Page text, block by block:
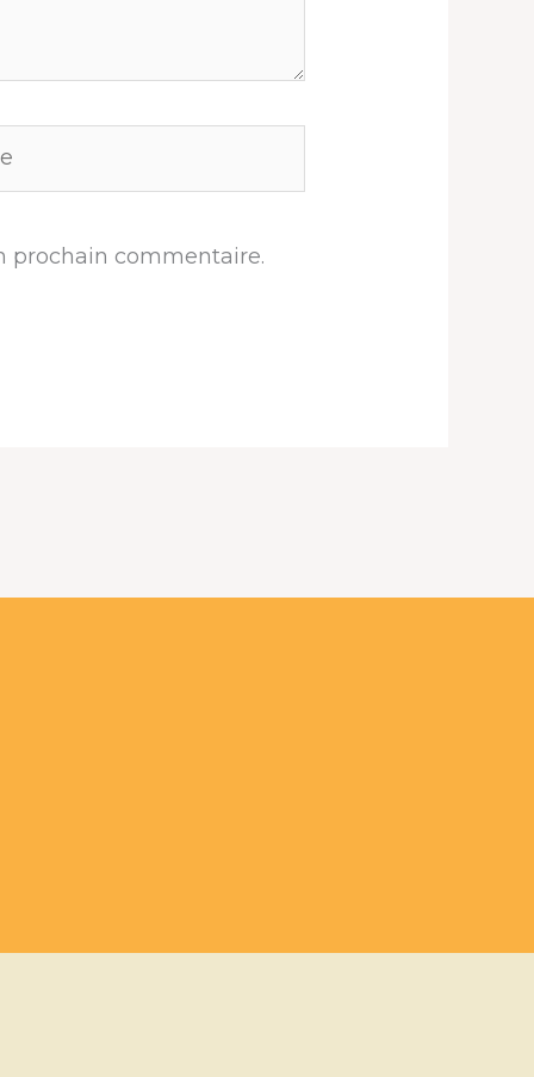
prochain commentaire.